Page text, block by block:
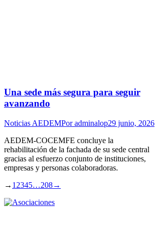
Una sede más segura para seguir
avanzando
Noticias AEDEMPoradminalop29 junio, 2026
AEDEM-COCEMFE concluye la
rehabilitación de la fachada de su sede central
gracias al esfuerzo conjunto de instituciones,
empresas y personas colaboradoras.
→ 1 2345…208→